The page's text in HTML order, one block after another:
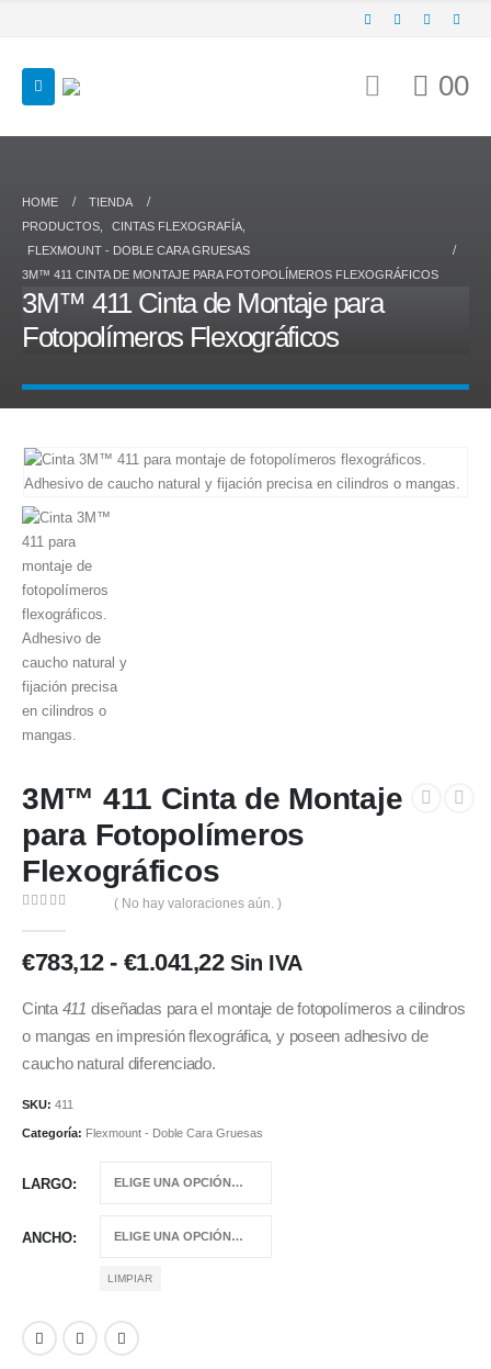
00
HOME
TIENDA
PRODUCTOS
CINTAS FLEXOGRAFÍA
FLEXMOUNT - DOBLE CARA GRUESAS
3M™ 411 CINTA DE MONTAJE PARA FOTOPOLÍMEROS FLEXOGRÁFICOS
3M™ 411 Cinta de Montaje para
Fotopolímeros Flexográficos
3M™ 411 Cinta de Montaje
para Fotopolímeros
Flexográficos
( No hay valoraciones aún. )
€783,12 - €1.041,22Rango
precios:
desde
Sin IVA
Cinta 411 diseñadas para el montaje de fotopolímeros a cilindros
o mangas en impresión flexográfica, y poseen adhesivo de
caucho natural diferenciado.
SKU: 411
Categoría: Flexmount - Doble Cara Gruesas
LARGO
ANCHO
LIMPIAR